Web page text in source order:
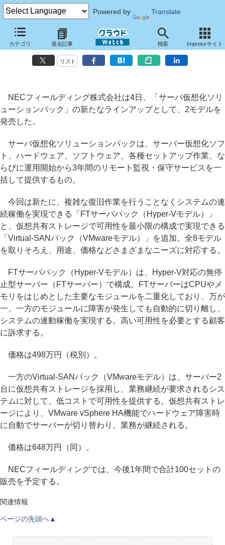
Powered by Translate
カテゴリ 過去記事 検索 Impressサイト
NECフィールディング、「サーバ仮想化ソリューションパック」を拡
リスト
NECフィールディング株式会社は4日、「サーバ仮想化ソリ
ューションパック」の新たなラインアップとして、2モデルを
発売した。
サーバ仮想化ソリューションパックは、サーバー仮想化ソフ
ト、ハードウェア、ソフトウェア、各種セットアップ作業、な
らびに運用開始から3年間のリモート監視・保守サービスを一
括して提供するもの。
今回は新たに、複雑な復旧作業を行うことなくシステムの連
続稼働を実現できる「FTサーバパック（Hyper-Vモデル）」
と、仮想共有ストレージで可用性を最小限の構成で実現できる
「Virtual-SANパック（VMwareモデル）」を追加。全8モデル
を取りそろえ、用途、価格などさまざまなニーズに対応する。
FTサーバパック（Hyper-Vモデル）は、Hyper-V対応の無停
止型サーバー（FTサーバー）で構成。FTサーバーはCPUやメ
モリをはじめとした主要なモジュールを二重化しており、万が
一、一方のモジュールに障害が発生しても自動的に切り離し、
システムの連動稼働を実現する。高い可用性を必要とする顧客
に訴求する。
価格は498万円（税別）。
一方のVirtual-SANパック（VMwareモデル）は、サーバー2
台に仮想共有ストレージを採用し、業務継続が要求されるシス
テムに対して、低コストで可用性を提供する。仮想共有ストレ
ージにより、VMware vSphere HA機能でハードウェア障害時
に自動でサーバーが切り替わり、業務が継続される。
価格は648万円（同）。
NECフィールディングでは、今後1年間で合計100セットの
販売を予定する。
関連情報
ページの先頭へ▲